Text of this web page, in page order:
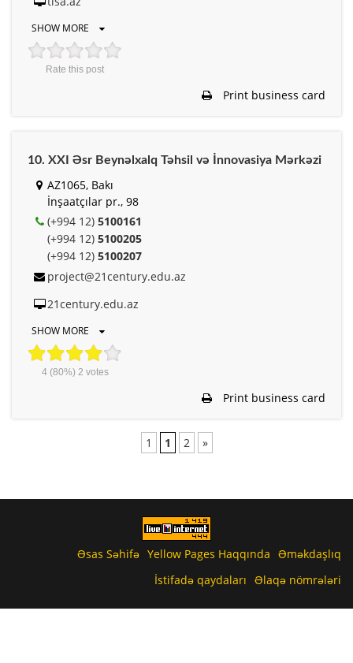
SHOW MORE
Rate this post
Print business card
10. XXI Əsr Beynəlxalq Təhsil və İnnovasiya Mərkəzi
AZ1065, Bakı
İnşaatçılar pr., 98
(+994 12) 5100161
(+994 12) 5100205
(+994 12) 5100207
project@21century.edu.az
21century.edu.az
SHOW MORE
4(80%) 2 votes
Print business card
1 1 2 »
Əsas Səhifə Yellow Pages Haqqında Əməkdaşlıq
İstifadə qaydaları Əlaqə nömrələri